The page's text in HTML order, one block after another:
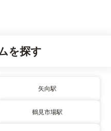
を探す
矢向駅
鶴見市場駅